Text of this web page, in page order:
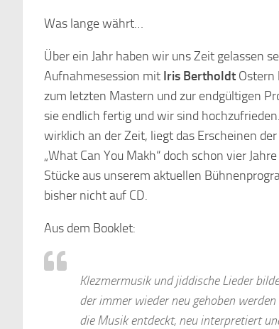
Was lange währt…
Über ein Jahr haben wir uns Zeit gelassen
Aufnahmesession mit Iris Bertholdt Ostern
zum letzten Mastern und zur endgültigen
sie endlich fertig und wir sind
wirklich an der Zeit, liegt das Erscheinen
„What Can You Makh“ doch schon vier
Stücke aus unserem aktuellen
bisher nicht auf CD.
Aus dem Booklet:
Klezmermusik und jiddische Lieder
der immer wieder neu gehoben
die Musik entdeckt, neu interpretiert